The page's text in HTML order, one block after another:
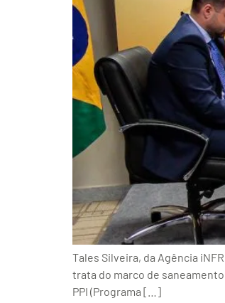
Tales Silveira, da Agência
trata do marco de
PPI (Programa […]